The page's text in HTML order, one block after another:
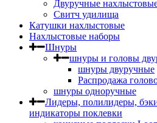
Двуручные
Свитч удилища
Катушки нахлыстовые
Нахлыстовые наборы
Шнуры
шнуры и головы
шнуры двуручные
Распродажа
шнуры одноручные
Лидеры, полилидеры,
индикаторы поклевки